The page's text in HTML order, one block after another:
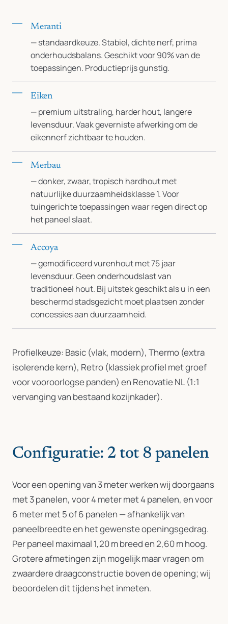
Meranti
— standaardkeuze. Stabiel, dichte nerf, prima
onderhoudsbalans. Geschikt voor 90% van de
toepassingen. Productieprijs gunstig.
Eiken
— premium uitstraling, harder hout, langere
levensduur. Vaak geverniste afwerking om de
eikennerf zichtbaar te houden.
Merbau
— donker, zwaar, tropisch hardhout met
natuurlijke duurzaamheidsklasse 1. Voor
tuingerichte toepassingen waar regen direct op
het paneel slaat.
Accoya
— gemodificeerd vurenhout met 75 jaar
levensduur. Geen onderhoudslast van
traditioneel hout. Bij uitstek geschikt als u in een
beschermd stadsgezicht moet plaatsen zonder
concessies aan duurzaamheid.
Profielkeuze: Basic (vlak, modern), Thermo (extra
isolerende kern), Retro (klassiek profiel met groef
voor vooroorlogse panden) en Renovatie NL (1:1
vervanging van bestaand kozijnkader).
Configuratie: 2 tot 8 panelen
Voor een opening van 3 meter werken wij doorgaans
met 3 panelen, voor 4 meter met 4 panelen, en voor
6 meter met 5 of 6 panelen — afhankelijk van
paneelbreedte en het gewenste openingsgedrag.
Per paneel maximaal 1,20 m breed en 2,60 m hoog.
Grotere afmetingen zijn mogelijk maar vragen om
zwaardere draagconstructie boven de opening; wij
beoordelen dit tijdens het inmeten.